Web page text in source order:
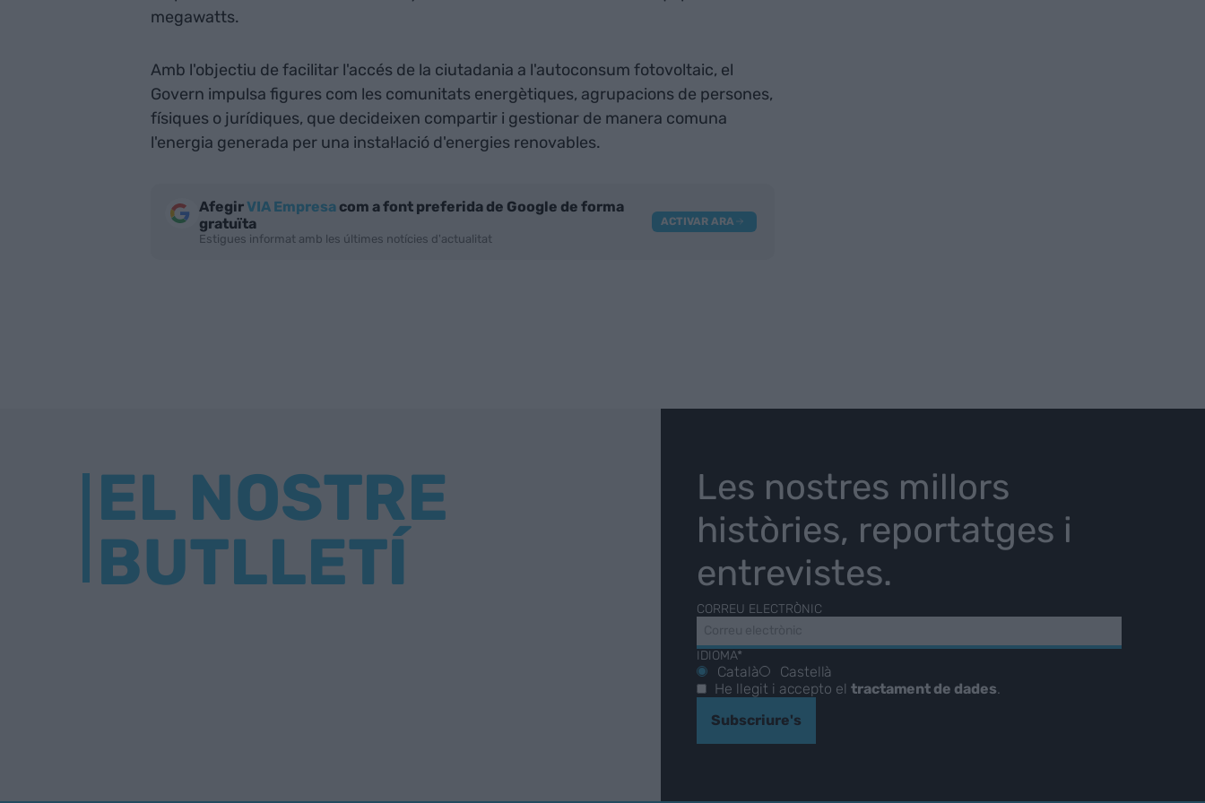
megawatts.
Amb l'objectiu de facilitar l'accés de la ciutadania a l'autoconsum fotovoltaic, el
Govern impulsa figures com les comunitats energètiques, agrupacions de persones,
físiques o jurídiques, que decideixen compartir i gestionar de manera comuna
l'energia generada per una instal·lació d'energies renovables.
AfegirVIA Empresacom a font preferida de Google de forma
gratuïta
Estigues informat amb les últimes notícies d'actualitat
ACTIVAR ARA
EL NOSTRE
BUTLLETÍ
Les nostres millors
històries, reportatges i
entrevistes.
CORREU ELECTRÒNIC
IDIOMA*
Català
Castellà
He llegit i accepto el tractament de dades
Subscriure's